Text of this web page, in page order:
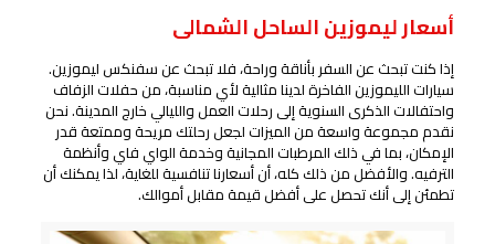
أسعار ليموزين الساحل الشمالى
إذا كنت تبحث عن السفر بأناقة وراحة، فلا تبحث عن سفنكس ليموزين.
سيارات الليموزين الفاخرة لدينا مثالية لأي مناسبة، من حفلات الزفاف
واحتفالات الذكرى السنوية إلى رحلات العمل والليالي خارج المدينة. نحن
نقدم مجموعة واسعة من الميزات لجعل رحلتك مريحة وممتعة قدر
الإمكان، بما في ذلك المرطبات المجانية وخدمة الواي فاي وأنظمة
الترفيه. والأفضل من ذلك كله، أن أسعارنا تنافسية للغاية، لذا يمكنك أن
تطمئن إلى أنك تحصل على أفضل قيمة مقابل أموالك.